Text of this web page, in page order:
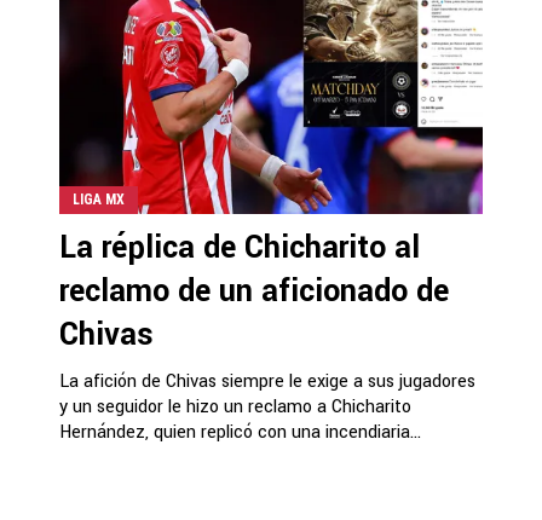
LIGA MX
La réplica de Chicharito al
reclamo de un aficionado de
Chivas
La afición de Chivas siempre le exige a sus jugadores
y un seguidor le hizo un reclamo a Chicharito
Hernández, quien replicó con una incendiaria...